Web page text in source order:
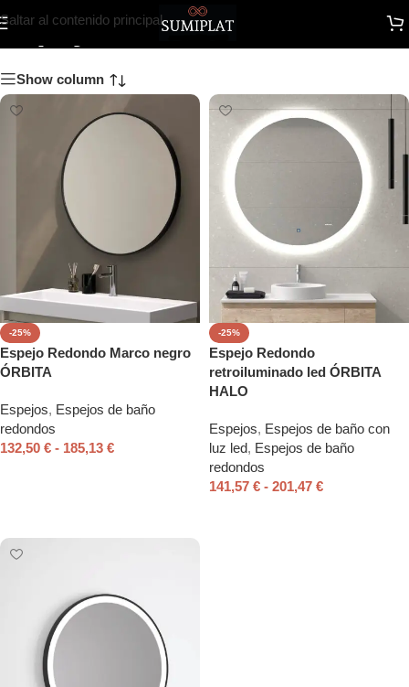
Saltar al contenido principal
espejo redondo
Show column
-25%
Espejo Redondo Marco negro
ÓRBITA
Espejos, Espejos de baño
redondos
132,50 € - 185,13 €
-25%
Espejo Redondo
retroiluminado led ÓRBITA
HALO
Espejos, Espejos de baño con
luz led, Espejos de baño
redondos
141,57 € - 201,47 €